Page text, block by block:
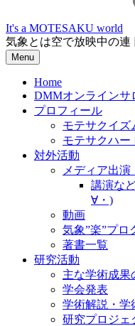
It's a MOTESAKU world
気象とは空で放映中の連
Menu
Home
DMMオンラインサ
プロフィール
モテサクイズ
モテサクハー
対外活動
メディア出演
講演な
∀・)
動画
気象”楽”プロ
著書一覧
研究活動
主な学術成果
学会発表
学術解説・学
研究プロジェ